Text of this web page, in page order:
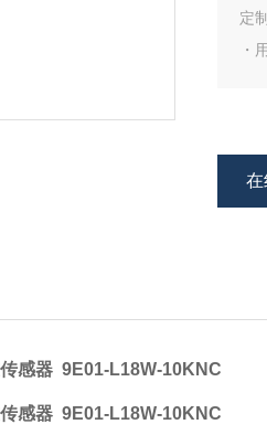
定
・
在
感器9E01-L18W-10KNC
感器9E01-L18W-10KNC